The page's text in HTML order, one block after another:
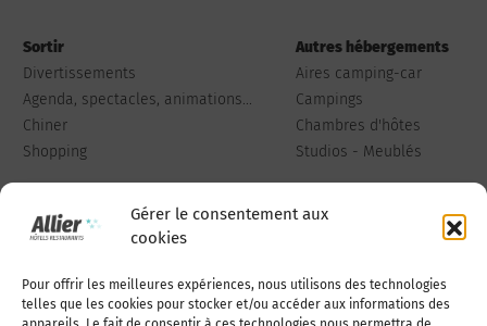
Gérer le consentement aux
cookies
Pour offrir les meilleures expériences, nous utilisons des technologies
telles que les cookies pour stocker et/ou accéder aux informations des
Sortir
Divertissements
Agenda, spectacles, animations...
Chiner
Shopping
Autres hébergements
Aires camping-car
Campings
Chambres d'hôtes
Studios - Meublés
Qui sommes-nous Publiez votre annonce